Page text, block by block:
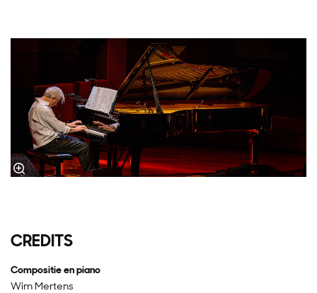
CREDITS
Compositie en piano
Wim Mertens